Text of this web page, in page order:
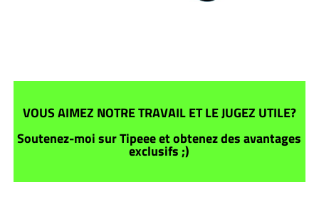
VOUS AIMEZ NOTRE TRAVAIL ET LE JUGEZ UTILE?
Soutenez-moi sur Tipeee et obtenez des avantages
exclusifs ;)